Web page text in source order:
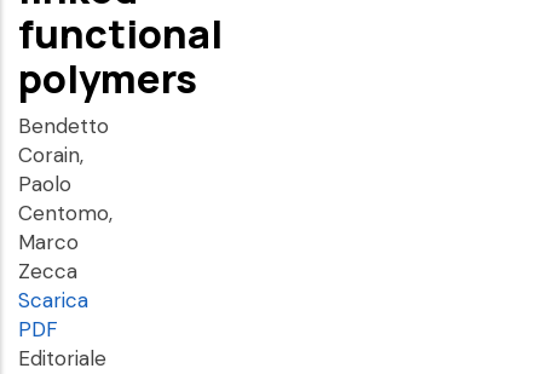
functional
polymers
Bendetto
Corain,
Paolo
Centomo,
Marco
Zecca
Scarica
PDF
Editoriale